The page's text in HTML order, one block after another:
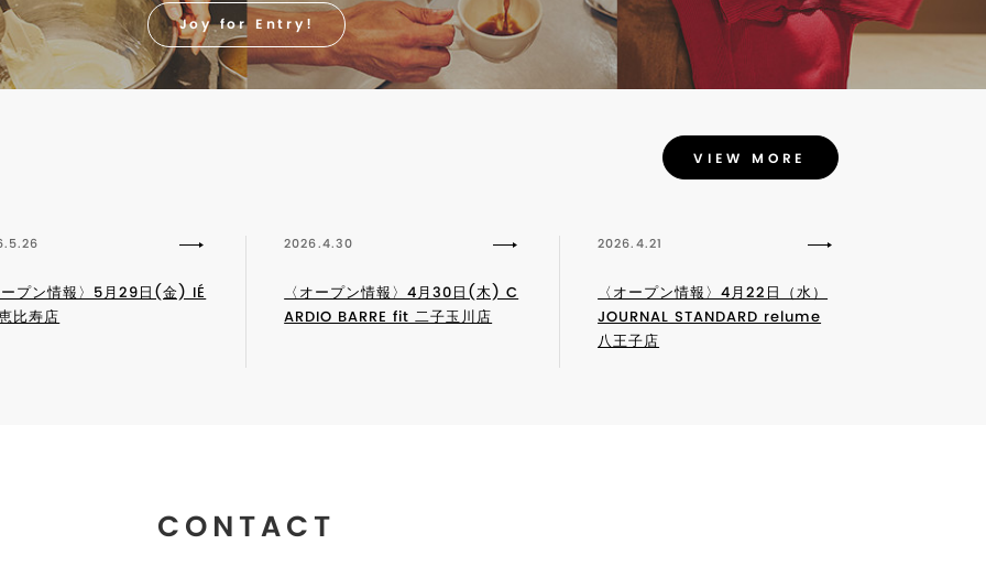
Joy for Entry!
プン情報〉5月29日(金) IÉ
比寿店
2026.4.30
〈オープン情報〉4月30日(木) C
ARDIO BARRE fit 二子玉川店
2026.4.21
〈オープン情報〉4月22日（水）
JOURNAL STANDARD relume
八王子店
VIEW MORE
CONTACT